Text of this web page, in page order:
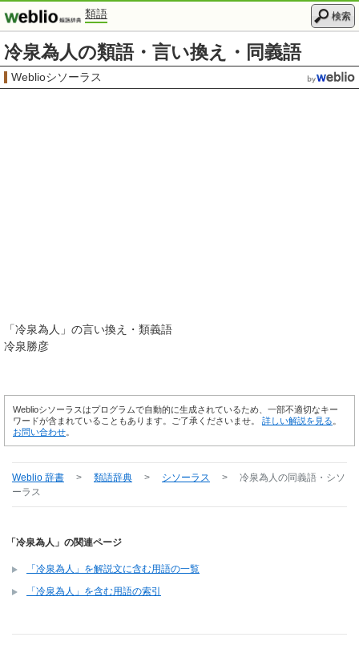
類語 検索
冷泉為人の類語・言い換え・同義語
Weblioシソーラス
「冷泉為人 」の言い換え・類義語
冷泉勝彦
Weblioシソーラスはプログラムで自動的に生成されているため、一部不適切なキー
ワードが含まれていることもあります。ご了承くださいませ。 詳しい解説を見る
お問い合わせ
Weblio 辞書 > 類語辞典 > シソーラス > 冷泉為人の同義語・シソ
ーラス
「冷泉為人」の関連ページ
「冷泉為人」を解説文に含む用語の一覧
「冷泉為人」を含む用語の索引